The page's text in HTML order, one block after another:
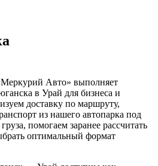
Авто» выполняет
в Урай для бизнеса и
доставку по маршруту,
из нашего автопарка под
помогаем заранее рассчитать
оптимальный формат